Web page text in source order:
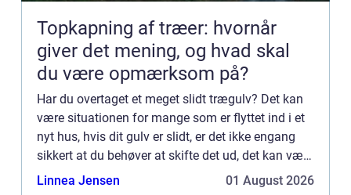
Topkapning af træer: hvornår
giver det mening, og hvad skal
du være opmærksom på?
Har du overtaget et meget slidt trægulv? Det kan
være situationen for mange som er flyttet ind i et
nyt hus, hvis dit gulv er slidt, er det ikke engang
sikkert at du behøver at skifte det ud, det kan være
du har behov for gulvafhøvling, i stedet for ...
Linnea Jensen 01 August 2026